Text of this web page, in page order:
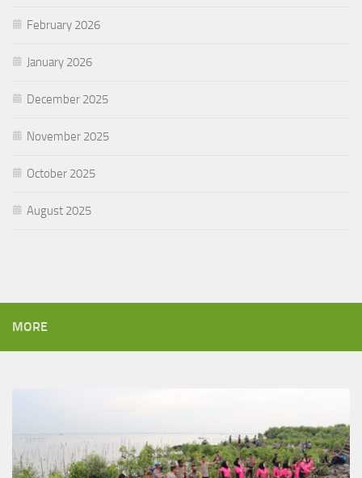
February 2026
January 2026
December 2025
November 2025
October 2025
August 2025
MORE